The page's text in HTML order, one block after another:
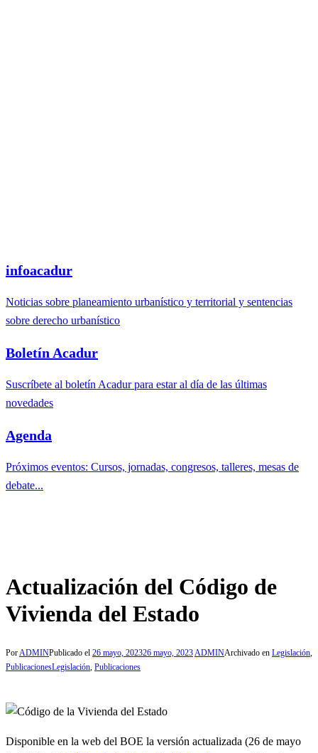
infoacadur
Noticias sobre planeamiento urbanístico y territorial y sentencias
sobre derecho urbanístico
Boletín Acadur
Suscríbete al boletín Acadur para estar al día de las últimas
novedades
Agenda
Próximos eventos: Cursos, jornadas, congresos, talleres, mesas de
debate...
Actualización del Código de
Vivienda del Estado
PorADMINPublicado el 26 mayo, 202326 mayo, 2023ADMINArchivado en Legislación,
PublicacionesLegislación, Publicaciones
Disponible en la web del BOE la versión actualizada (26 de mayo